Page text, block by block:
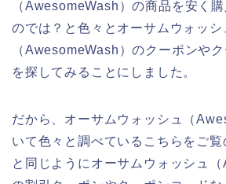
（AwesomeWash）の商品を安く
のでは？と色々とオーサムウォッシ
（AwesomeWash）のクーポンや
を探してみることにしました。
だから、オーサムウォッシュ（
いて色々と調べているこちらをご
と同じようにオーサムウォッシュ（